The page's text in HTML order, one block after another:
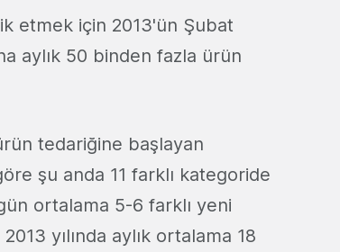
etmek için 2013'ün Şubat
aylık 50 binden fazla ürün
tedariğine başlayan
şu anda 11 farklı kategoride
ortalama 5-6 farklı yeni
yılında aylık ortalama 18